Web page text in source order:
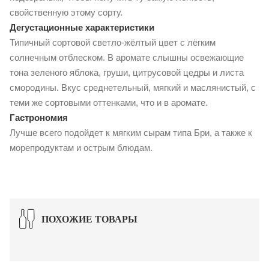
свойственную этому сорту.
Дегустационные характеристики
Типичный сортовой светло-жёлтый цвет с лёгким
солнечным отблеском. В аромате слышны освежающие
тона зеленого яблока, груши, цитрусовой цедры и листа
смородины. Вкус среднетельный, мягкий и маслянистый, с
теми же сортовыми оттенками, что и в аромате.
Гастрономия
Лучше всего подойдет к мягким сырам типа Бри, а также к
морепродуктам и острым блюдам.
ПОХОЖИЕ ТОВАРЫ